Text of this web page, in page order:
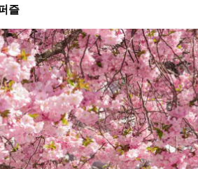
즐